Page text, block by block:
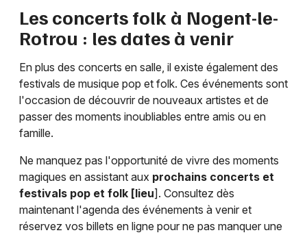
Les concerts folk à Nogent-le-
Rotrou : les dates à venir
En plus des concerts en salle, il existe également des
festivals de musique pop et folk. Ces événements sont
l'occasion de découvrir de nouveaux artistes et de
passer des moments inoubliables entre amis ou en
famille.
Ne manquez pas l'opportunité de vivre des moments
magiques en assistant aux prochains concerts et
festivals pop et folk [lieu]. Consultez dès
maintenant l'agenda des événements à venir et
réservez vos billets en ligne pour ne pas manquer une